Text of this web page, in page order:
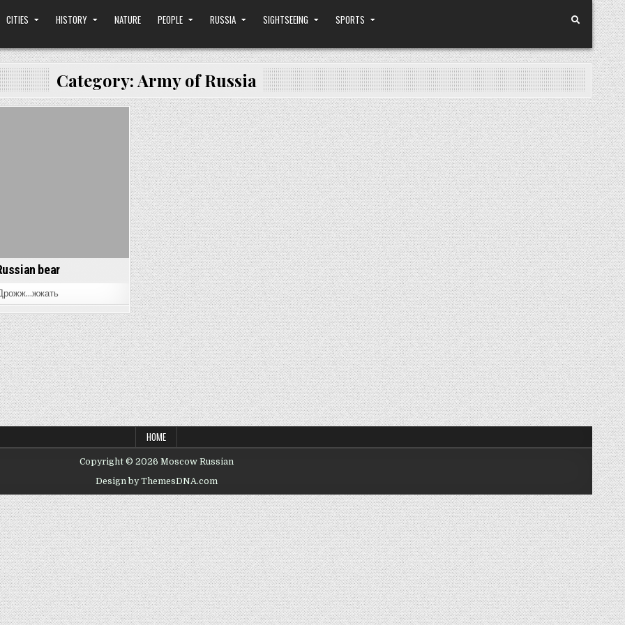
CITIES HISTORY NATURE PEOPLE RUSSIA SIGHTSEEING SPORTS
Category:Army of Russia
bear
HOME
Copyright © 2026 Moscow Russian
Design by ThemesDNA.com